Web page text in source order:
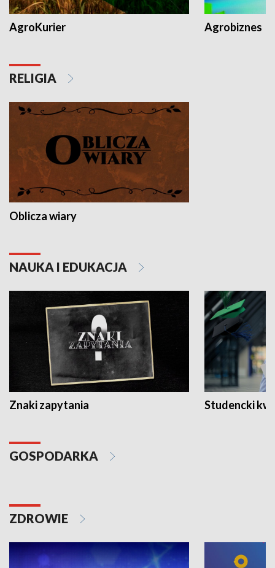
AgroKurier Agrobiznes
RELIGIA
Oblicza wiary
NAUKA I EDUKACJA
Znaki zapytania Studencki
GOSPODARKA
ZDROWIE